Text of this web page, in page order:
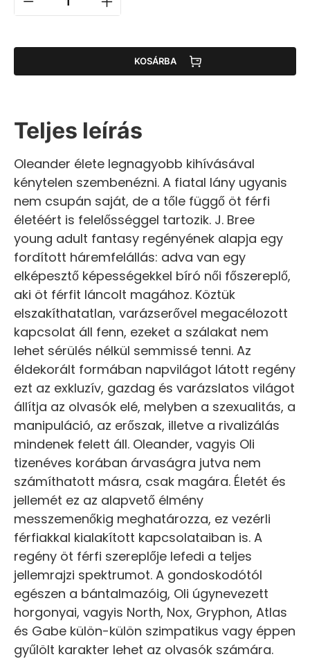
KOSÁRBA
Teljes leírás
Oleander élete legnagyobb kihívásával
kénytelen szembenézni. A fiatal lány ugyanis
nem csupán saját, de a tőle függő öt férfi
életéért is felelősséggel tartozik. J. Bree
young adult fantasy regényének alapja egy
fordított háremfelállás: adva van egy
elképesztő képességekkel bíró női főszereplő,
aki öt férfit láncolt magához. Köztük
elszakíthatatlan, varázserővel megacélozott
kapcsolat áll fenn, ezeket a szálakat nem
lehet sérülés nélkül semmissé tenni. Az
éldekorált formában napvilágot látott regény
ezt az exkluzív, gazdag és varázslatos világot
állítja az olvasók elé, melyben a szexualitás, a
manipuláció, az erőszak, illetve a rivalizálás
mindenek felett áll. Oleander, vagyis Oli
tizenéves korában árvaságra jutva nem
számíthatott másra, csak magára. Életét és
jellemét ez az alapvető élmény
messzemenőkig meghatározza, ez vezérli
férfiakkal kialakított kapcsolataiban is. A
regény öt férfi szereplője lefedi a teljes
jellemrajzi spektrumot. A gondoskodótól
egészen a bántalmazóig, Oli úgynevezett
horgonyai, vagyis North, Nox, Gryphon, Atlas
és Gabe külön-külön szimpatikus vagy éppen
gyűlölt karakter lehet az olvasók számára.